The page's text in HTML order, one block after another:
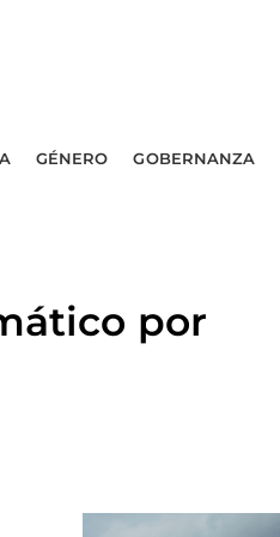
GÉNERO GOBERNANZA
por